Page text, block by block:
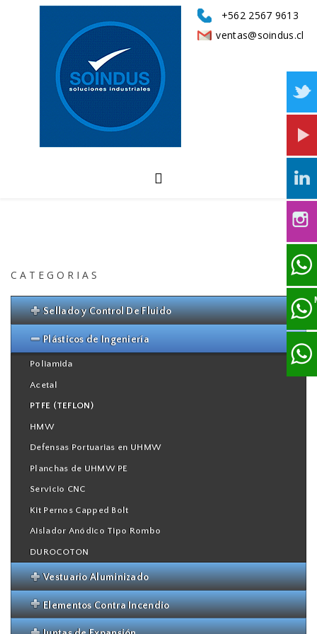
+562 2567 9613
ventas@soindus.cl
CATEGORIAS
Sellado y Control De Fluido
Empaquetaduras Trenzadas
Empaquetaduras en laminas
Plásticos de Ingeniería
Poliamida
Acetal
PTFE (TEFLON)
HMW
Defensas Portuarias en UHMW
Planchas de UHMW PE
Servicio CNC
Kit Pernos Capped Bolt
Aislador Anódico Tipo Rombo
DUROCOTON
Vestuario Aluminizado
Caperuza Kevlar Aluminizada
Capote Abrigo Aluminizado
Elementos Contra Incendio
Union Storz